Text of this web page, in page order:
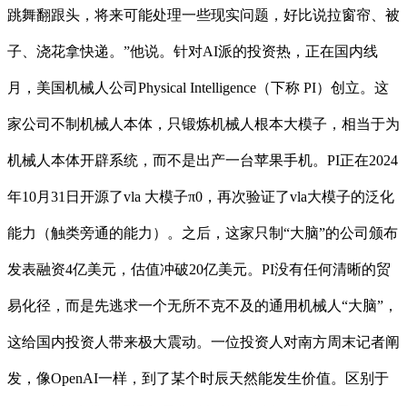
跳舞翻跟头，将来可能处理一些现实问题，好比说拉窗帘、被
子、浇花拿快递。”他说。针对AI派的投资热，正在国内线
月，美国机械人公司Physical Intelligence（下称 PI）创立。这
家公司不制机械人本体，只锻炼机械人根本大模子，相当于为
机械人本体开辟系统，而不是出产一台苹果手机。PI正在2024
年10月31日开源了vla 大模子π0，再次验证了vla大模子的泛化
能力（触类旁通的能力）。之后，这家只制“大脑”的公司颁布
发表融资4亿美元，估值冲破20亿美元。PI没有任何清晰的贸
易化径，而是先逃求一个无所不克不及的通用机械人“大脑”，
这给国内投资人带来极大震动。一位投资人对南方周末记者阐
发，像OpenAI一样，到了某个时辰天然能发生价值。区别于